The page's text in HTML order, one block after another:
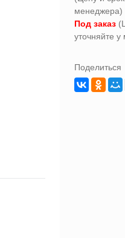
Под заказ
уточняйте
Поделиться